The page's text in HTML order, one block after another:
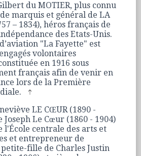
du MOTIER, plus connu
marquis et général de LA
– 1834), héros français de
des Etats-Unis.
"La Fayette" est
volontaires
en 1916 sous
français afin de venir en
lors de la Première
LE CŒUR (1890 -
Joseph Le Cœur (1860 - 1904)
l'École centrale des arts et
et entrepreneur de
fille de Charles Justin